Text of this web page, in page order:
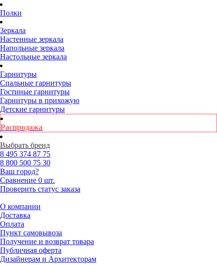
Полки
Зеркала
Настенные зеркала
Напольные зеркала
Настольные зеркала
Гарнитуры
Спальные гарнитуры
Гостиные гарнитуры
Гарнитуры в прихожую
Детские гарнитуры
Распродажа
Выбрать бренд
8 495 374 87 75
8 800 500 75 30
Ваш город?
Сравнение 0 шт.
Проверить статус заказа
О компании
Доставка
Оплата
Пункт самовывоза
Получение и возврат товара
Публичная оферта
Дизайнерам и Архитекторам